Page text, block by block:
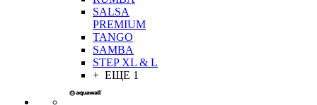
SALSA
PREMIUM
TANGO
SAMBA
STEP XL & L
+ ЕЩЕ 1